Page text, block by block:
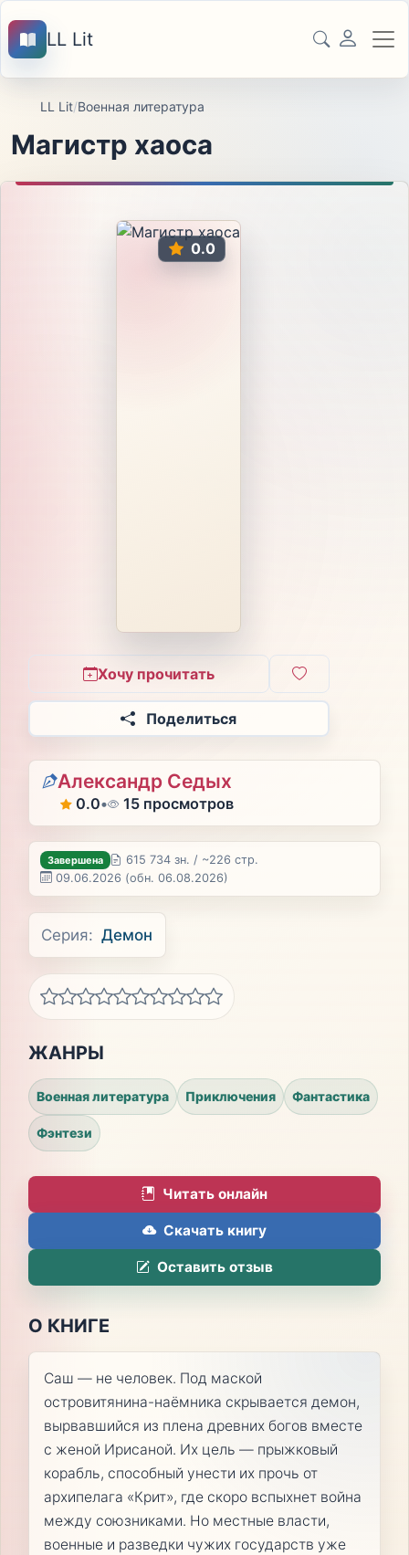
LL Lit
LL Lit/Военная литература
Магистр хаоса
0.0
Хочу прочитать
Поделиться
Александр Седых
0.0• 15 просмотров
Завершена
615 734 зн. / ~226 стр.
09.06.2026 (обн. 06.08.2026)
Серия: Демон
ЖАНРЫ
Военная литература Приключения Фантастика
Фэнтези
Читать онлайн
Скачать книгу
Оставить отзыв
О КНИГЕ
Саш — не человек. Под маской
островитянина-наёмника скрывается демон,
вырвавшийся из плена древних богов вместе
с женой Ирисаной. Их цель — прыжковый
корабль, способный унести их прочь от
архипелага «Крит», где скоро вспыхнет война
между союзниками. Но местные власти,
военные и разведки чужих государств уже